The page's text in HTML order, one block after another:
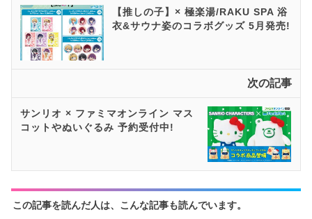
【推しの子】× 極楽湯/RAKU SPA 浴
衣&サウナ姿のコラボグッズ 5月発売!
次の記事
サンリオ × ファミマオンライン マス
コットやぬいぐるみ 予約受付中!
この記事を読んだ人は、こんな記事も読んでいます。